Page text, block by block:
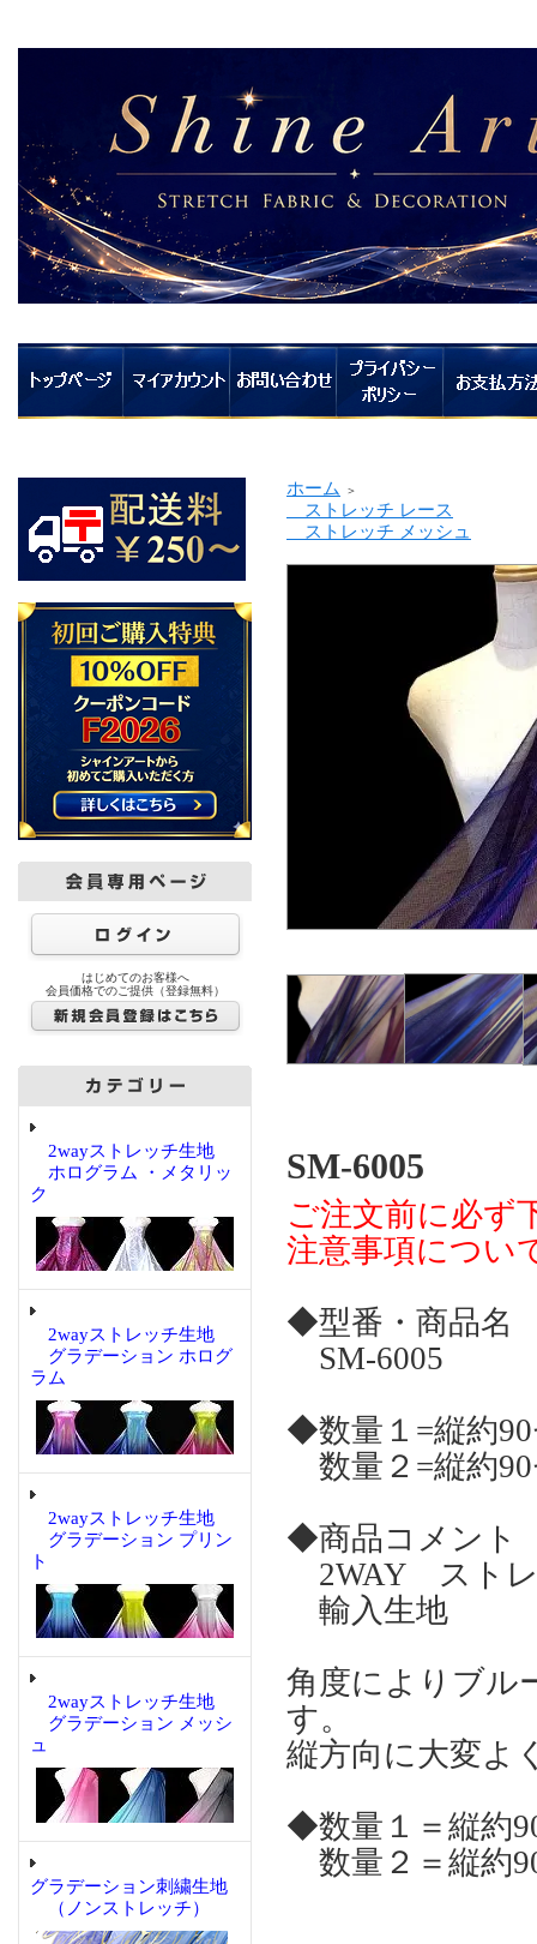
はじめてのお客様へ
会員価格でのご提供（登録無料）
2wayストレッチ生地
ホログラム ・メタリッ
ク
2wayストレッチ生地
グラデーション ホログ
ラム
2wayストレッチ生地
グラデーション プリン
ト
2wayストレッチ生地
グラデーション メッシ
ュ
グラデーション刺繍生地
（ノンストレッチ）
ホーム ＞
ストレッチ レース
ストレッチ メッシュ
SM-6005
ご注文前に必ず
注意事項につい
◆型番・商品名
SM-6005
◆数量１=縦約
数量２=縦約
◆商品コメント
2WAY ストレ
輸入生地
角度によりブル
す。
縦方向に大変よ
◆数量１＝縦約
数量２＝縦約